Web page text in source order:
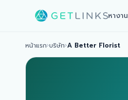
หางาน
หน้าแรก›บริษัท›A Better Florist